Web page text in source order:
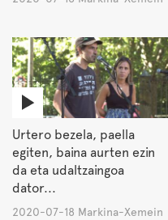
Urtero bezela, paella
egiten, baina aurten ezin
da eta udaltzaingoa
dator...
2020-07-18 Markina-Xemein